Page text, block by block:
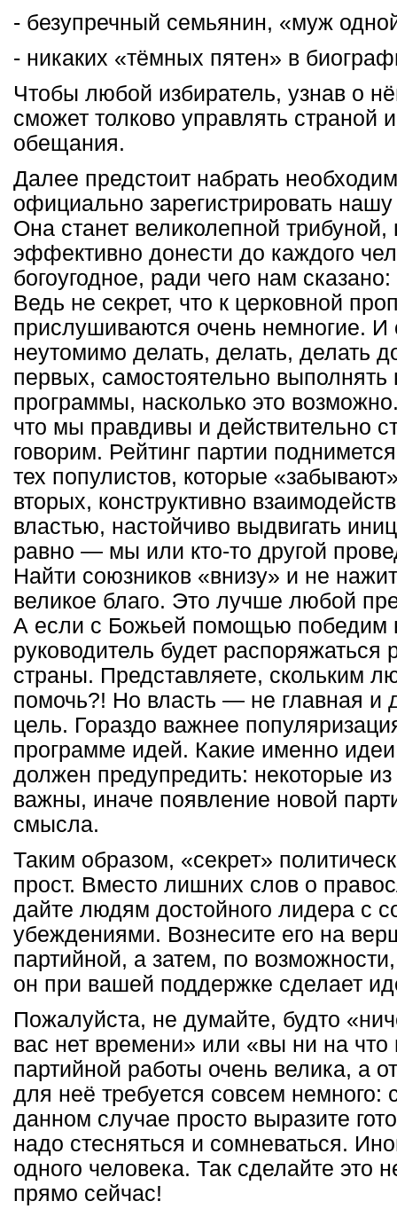
- безупречный семьянин, «муж
- никаких «тёмных пятен» в
Чтобы любой избиратель, узнав о
сможет толково управлять страной
обещания.
Далее предстоит набрать
официально зарегистрировать
Она станет великолепной
эффективно донести до каждого
богоугодное, ради чего нам
Ведь не секрет, что к церковной
прислушиваются очень немногие.
неутомимо делать, делать, делать
первых, самостоятельно выполнять
программы, насколько это
что мы правдивы и действительно
говорим. Рейтинг партии
тех популистов, которые
вторых, конструктивно
властью, настойчиво выдвигать
равно — мы или кто-то другой
Найти союзников «внизу» и не
великое благо. Это лучше любой
А если с Божьей помощью победим
руководитель будет распоряжаться
страны. Представляете, скольким
помочь?! Но власть — не главная и
цель. Гораздо важнее
программе идей. Какие именно
должен предупредить: некоторые
важны, иначе появление новой
смысла.
Таким образом, «секрет»
прост. Вместо лишних слов о
дайте людям достойного лидера с
убеждениями. Вознесите его на
партийной, а затем, по
он при вашей поддержке сделает
Пожалуйста, не думайте, будто
вас нет времени» или «вы ни на
партийной работы очень велика, а
для неё требуется совсем немного:
данном случае просто выразите
надо стесняться и сомневаться.
одного человека. Так сделайте это
прямо сейчас!